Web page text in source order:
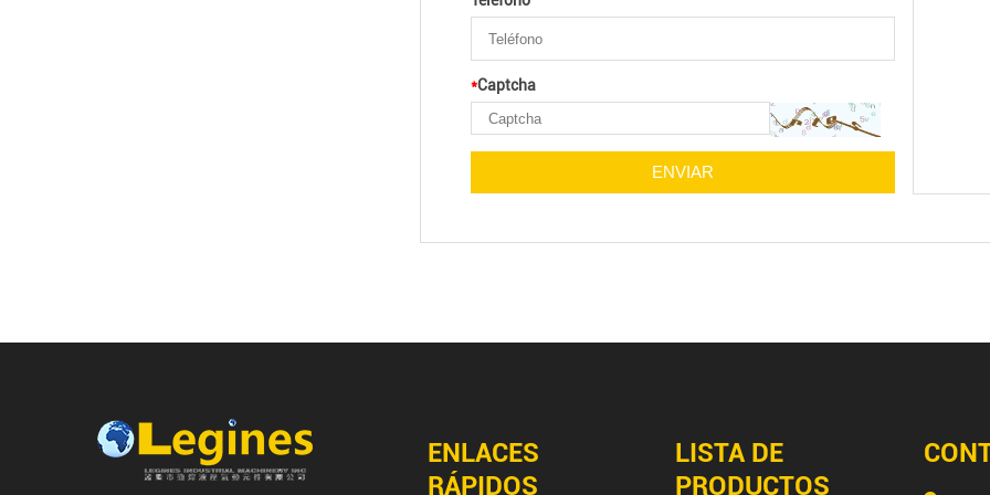
*Captcha
ENLACES
RÁPIDOS
LISTA DE
PRODUCTOS